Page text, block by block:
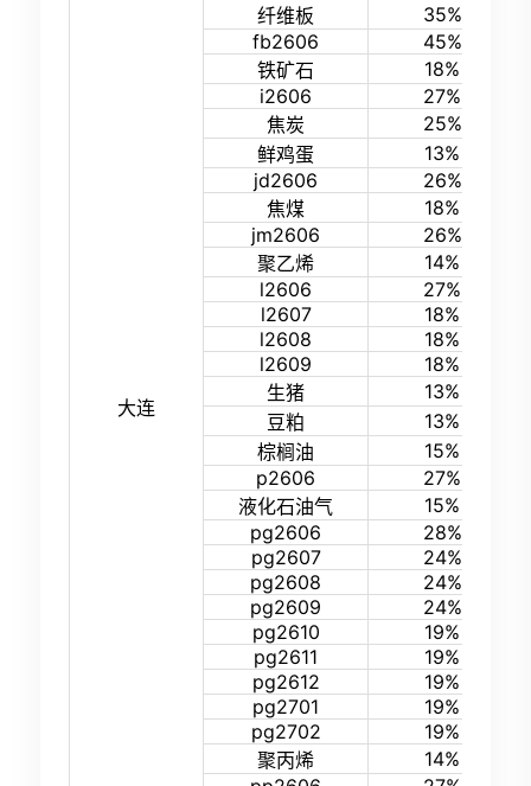
大连
纤维板
35%
fb2606
45%
铁矿石
18%
i2606
27%
焦炭
25%
鲜鸡蛋
13%
jd2606
26%
焦煤
18%
jm2606
26%
聚乙烯
14%
l2606
27%
l2607
18%
l2608
18%
l2609
18%
生猪
13%
豆粕
13%
棕榈油
15%
p2606
27%
液化石油气
15%
pg2606
28%
pg2607
24%
pg2608
24%
pg2609
24%
pg2610
19%
pg2611
19%
pg2612
19%
pg2701
19%
pg2702
19%
聚丙烯
14%